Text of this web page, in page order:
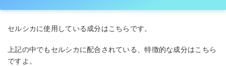
セルシカに使用している成分はこちらです。
上記の中でもセルシカに配合されている、特徴的な成分はこちら
ですよ。